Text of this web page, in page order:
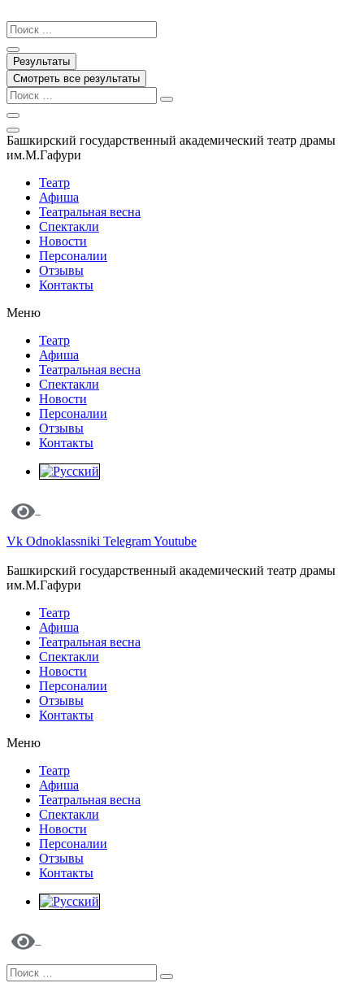
к
содержимому
Search
...
Результаты
Смотреть все результаты
Башкирский государственный академический театр драмы
им.М.Гафури
Театр
Афиша
Театральная весна
Спектакли
Новости
Персоналии
Отзывы
Контакты
Меню
Театр
Афиша
Театральная весна
Спектакли
Новости
Персоналии
Отзывы
Контакты
Vk Odnoklassniki TelegramYoutube
Башкирский государственный академический театр драмы
им.М.Гафури
Театр
Афиша
Театральная весна
Спектакли
Новости
Персоналии
Отзывы
Контакты
Меню
Театр
Афиша
Театральная весна
Спектакли
Новости
Персоналии
Отзывы
Контакты